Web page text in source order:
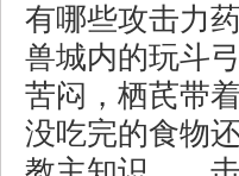
有哪些攻击力
兽城内的玩斗
苦闷，栖芪带
没吃完的食物